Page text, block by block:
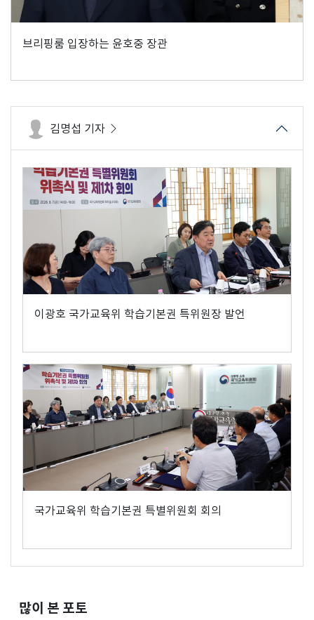
브리핑룸 입장하는 윤호중 장관
김명섭 기자
이광호 국가교육위 학습기본권 특위원장 발언
국가교육위 학습기본권 특별위원회 회의
많이 본 포토